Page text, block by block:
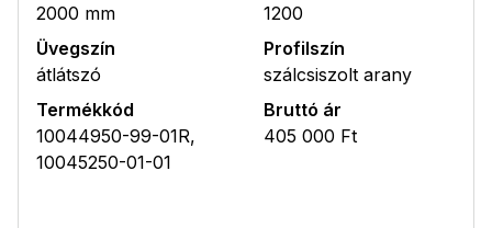
2000 mm
1200
Üvegszín
átlátszó
Profilszín
szálcsiszolt arany
Termékkód
10044950-99-01R,
10045250-01-01
Bruttó ár
405 000 Ft